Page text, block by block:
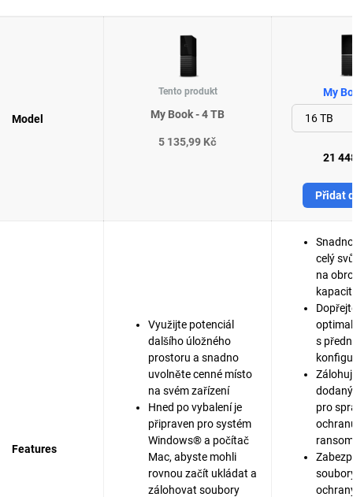
Model
Tento produkt
My Book - 4 TB
5 135,99 Kč
My
21
Přidat
Features
Využijte potenciál
dalšího úložného
prostoru a snadno
uvolněte cenné místo
na svém zařízení
Hned po vybalení je
připraven pro systém
Windows® a počítač
Mac, abyste mohli
rovnou začít ukládat a
zálohovat soubory
celý
na
s
pro